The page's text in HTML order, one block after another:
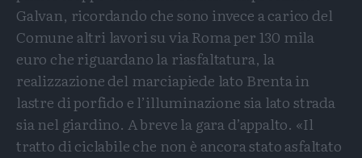
Galvan, ricordando che sono invece a carico del
Comune altri lavori su via Roma per 130 mila
euro che riguardano la riasfaltatura, la
realizzazione del marciapiede lato Brenta in
lastre di porfido e l’illuminazione sia lato strada
sia nel giardino. A breve la gara d’appalto. «Il
tratto di ciclabile che non è ancora stato asfaltato